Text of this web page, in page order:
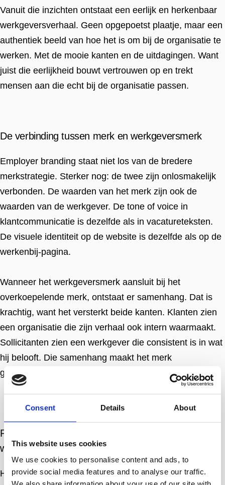
Consent Details About
This website uses cookies
We use cookies to personalise content and ads, to
provide social media features and to analyse our traffic.
Vanuit die inzichten ontstaat een eerlijk en herkenbaar
werkgeversverhaal. Geen opgepoetst plaatje, maar een
authentiek beeld van hoe het is om bij de organisatie te
werken. Met de mooie kanten en de uitdagingen. Want
juist die eerlijkheid bouwt vertrouwen op en trekt
mensen aan die echt bij de organisatie passen.
De verbinding tussen merk en werkgeversmerk
Employer branding staat niet los van de bredere
merkstrategie. Sterker nog: de twee zijn onlosmakelijk
verbonden. De waarden van het merk zijn ook de
waarden van de werkgever. De tone of voice in
klantcommunicatie is dezelfde als in vacatureteksten.
De visuele identiteit op de website is dezelfde als op de
werkenbij-pagina.
Wanneer het werkgeversmerk aansluit bij het
overkoepelende merk, ontstaat er samenhang. Dat is
krachtig, want het versterkt beide kanten. Klanten zien
een organisatie die zijn verhaal ook intern waarmaakt.
Sollicitanten zien een werkgever die consistent is in wat
hij belooft. Die samenhang maakt het merk
geloofwaardig, als dienstverlener en als werkgever.
Praktische stappen voor een sterker
werkgeversmerk
Het versterken van je employer brand hoeft geen groot